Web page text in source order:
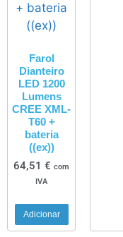
Farol
Dianteiro
LED 1200
Lumens
CREE XML-
T60 +
bateria
((ex))
64,51 € com
IVA
Adicionar